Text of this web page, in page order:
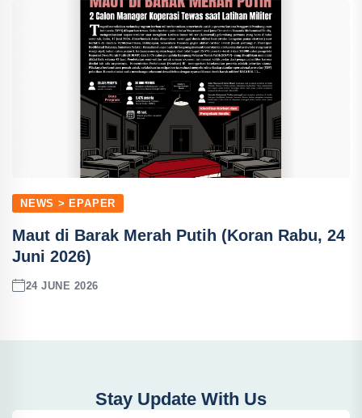
NEWS > EPAPER
Maut di Barak Merah Putih (Koran Rabu, 24
Juni 2026)
24 JUNE 2026
Stay Update With Us